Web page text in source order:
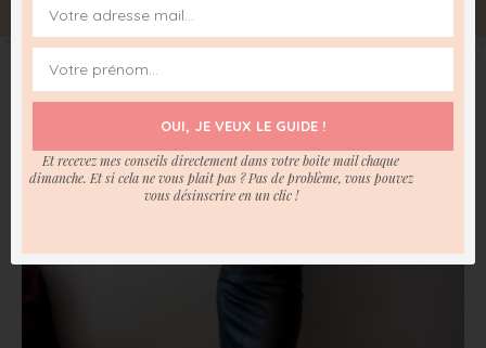
Vous risquez d'adorer...
OUI, JE VEUX LE GUIDE !
Et recevez mes conseils directement dans votre boite mail chaque
dimanche. Et si cela ne vous plait pas ? Pas de problème, vous pouvez
vous désinscrire en un clic !